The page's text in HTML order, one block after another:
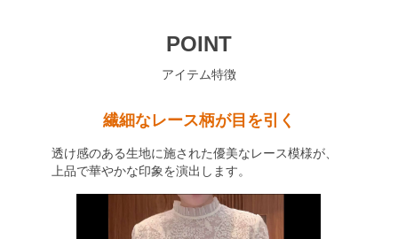
POINT
アイテム特徴
繊細なレース柄が目を引く
透け感のある生地に施された優美なレース模様が、
上品で華やかな印象を演出します。